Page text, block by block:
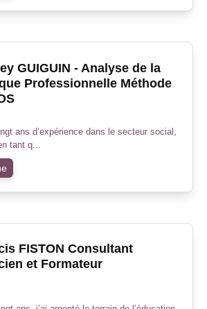
GUIGUIN - Analyse de la
Professionnelle Méthode
ans d’expérience dans le secteur social,
tant q...
FISTON Consultant
et Formateur